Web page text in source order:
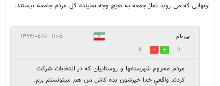
اونهایی که می روند نماز جمعه به هیچ وجه نماینده کل مردم جامعه نیستند.
بی نام ۱۱:۰۵ - ۱۳۹۲/۰۵/۱۱
0
0
مردم محروم شهرستانها و روستاييان كه در انتخابات شركت
كردند واقعي خدا خيرشون بده كاش من هم ميتونستم برم.